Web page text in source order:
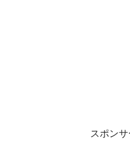
スポン